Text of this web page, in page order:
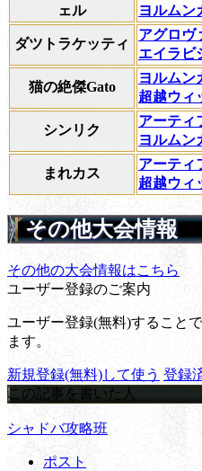
ェル
ヨルムン
ダツトラケッティ
アグロヴ
エイラビ
猫の絶傑Gato
ヨルムン
超越ウィ
シンリク
アーティ
ヨルムン
まれカス
アーティ
超越ウィ
その他大会情報
その他の大会情報はこちら
ユーザー登録のご案内
ユーザー登録(無料)すること
ます。
新規登録(無料)して使う 登録
この記事を書いた人
シャドバ攻略班
ポスト